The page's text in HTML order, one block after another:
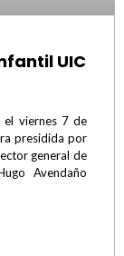
UIC
el viernes 7 de
presidida por
general de
Avendaño